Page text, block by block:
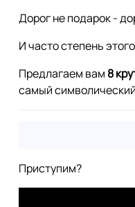
Дорог не подарок -
И часто степень
Предлагаем вам 8
самый
Приступим?